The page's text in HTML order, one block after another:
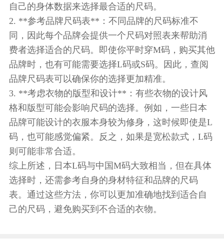
自己的身体数据来选择最合适的尺码。
2. **参考品牌尺码表**：不同品牌的尺码标准不
同，因此每个品牌会提供一个尺码对照表来帮助消
费者选择适合的尺码。即使你平时穿M码，购买其他
品牌时，也有可能需要选择L码或S码。因此，查阅
品牌尺码表可以确保你的选择更加精准。
3. **考虑衣物的版型和设计**：有些衣物的设计风
格和版型可能会影响尺码的选择。例如，一些日本
品牌可能设计的衣服本身较为修身，这时候即使是L
码，也可能感觉偏紧。反之，如果是宽松款式，L码
则可能非常合适。
综上所述，日本L码与中国M码大致相当，但在具体
选择时，还需参考自身的身材特征和品牌的尺码
表。通过这些方法，你可以更加准确地找到适合自
己的尺码，避免购买到不合适的衣物。